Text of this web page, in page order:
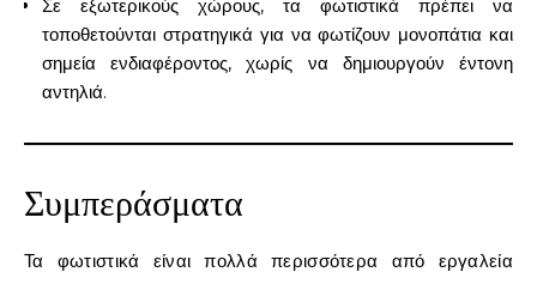
Σε εξωτερικούς χώρους, τα φωτιστικά πρέπει να
τοποθετούνται στρατηγικά για να φωτίζουν μονοπάτια και
σημεία ενδιαφέροντος, χωρίς να δημιουργούν έντονη
αντηλιά.
Συμπεράσματα
Τα φωτιστικά είναι πολλά περισσότερα από εργαλεία